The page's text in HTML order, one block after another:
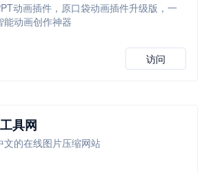
动画插件，原口袋动画插件升级版，一
能动画创作神器
访问
具网
文的在线图片压缩网站